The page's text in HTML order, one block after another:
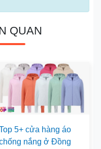
QUAN
5+ cửa hàng áo
nắng ở Đồng